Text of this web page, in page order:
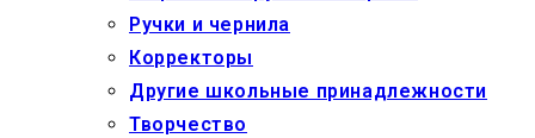
Ручки и чернила
Корректоры
Другие школьные принадлежности
Творчество